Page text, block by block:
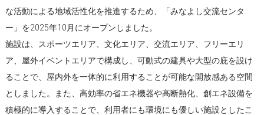
な活動による地域活性化を推進するため、「みなよし交流センタ
ー」を2025年10月にオープンしました。
施設は、スポーツエリア、文化エリア、交流エリア、フリーエリ
ア、屋外イベントエリアで構成し、可動式の建具や大型の庇を設け
ることで、屋内外を一体的に利用することが可能な開放感ある空間
としました。また、高効率の省エネ機器や高断熱化、創エネ設備を
積極的に導入することで、利用者にも環境にも優しい施設としたこ